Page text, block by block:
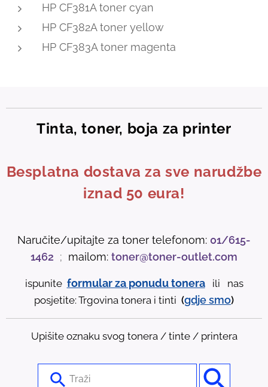
HP CF381A toner cyan
HP CF382A toner yellow
HP CF383A toner magenta
Tinta, toner, boja za printer
Besplatna dostava za sve narudžbe
iznad 50 eura!
Naručite/upitajte za toner telefonom: 01/615-
1462 ; mailom: toner@toner-outlet.com
ispunite formular za ponudu tonera
ili nas
posjetite: Trgovina tonera i tinti (gdjesmo)
Upišite oznaku svog tonera / tinte / printera